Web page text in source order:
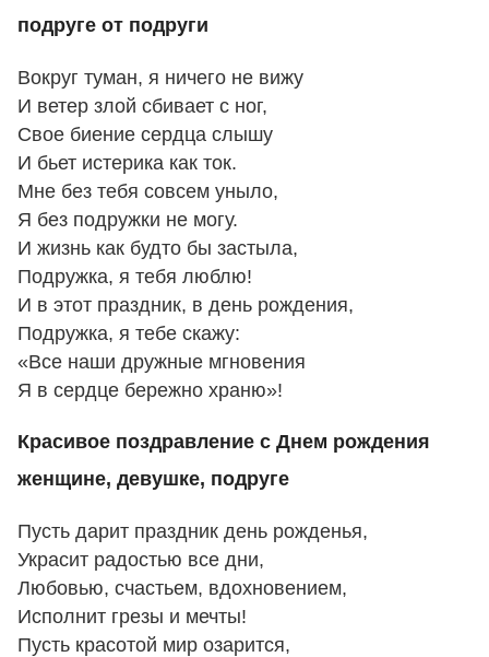
подруге от подруги
Вокруг туман, я ничего не вижу
И ветер злой сбивает с ног,
Свое биение сердца слышу
И бьет истерика как ток.
Мне без тебя совсем уныло,
Я без подружки не могу.
И жизнь как будто бы застыла,
Подружка, я тебя люблю!
И в этот праздник, в день рождения,
Подружка, я тебе скажу:
«Все наши дружные мгновения
Я в сердце бережно храню»!
Красивое поздравление с Днем рождения
женщине, девушке, подруге
Пусть дарит праздник день рожденья,
Украсит радостью все дни,
Любовью, счастьем, вдохновением,
Исполнит грезы и мечты!
Пусть красотой мир озарится,